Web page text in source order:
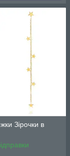
Зірочки в